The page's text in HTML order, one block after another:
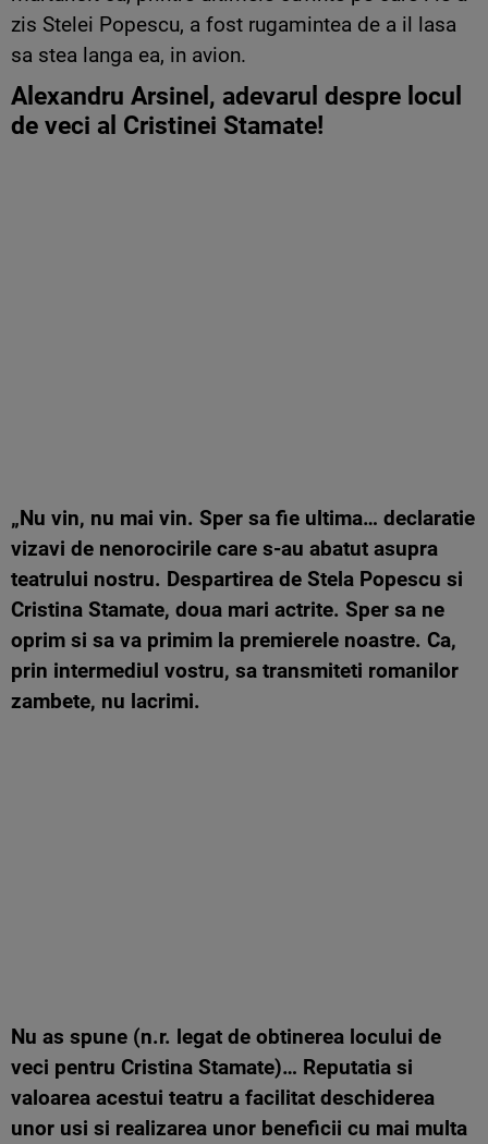
zis Stelei Popescu, a fost rugamintea de a il lasa
sa stea langa ea, in avion.
Alexandru Arsinel, adevarul despre locul
de veci al Cristinei Stamate!
„Nu vin, nu mai vin. Sper sa fie ultima… declaratie
vizavi de nenorocirile care s-au abatut asupra
teatrului nostru. Despartirea de Stela Popescu si
Cristina Stamate, doua mari actrite. Sper sa ne
oprim si sa va primim la premierele noastre. Ca,
prin intermediul vostru, sa transmiteti romanilor
zambete, nu lacrimi.
Nu as spune (n.r. legat de obtinerea locului de
veci pentru Cristina Stamate)… Reputatia si
valoarea acestui teatru a facilitat deschiderea
unor usi si realizarea unor beneficii cu mai multa